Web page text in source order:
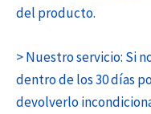
del producto.
> Nuestro servicio: Si
dentro de los 30 días
devolverlo